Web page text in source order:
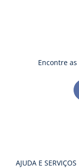
Encontre
AJUDA E SERVIÇOS